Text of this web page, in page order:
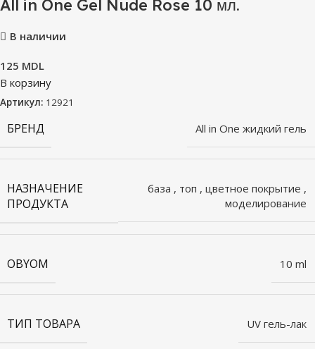
All in One Gel Nude Rose 10 мл.
В наличии
125 MDL
В корзину
Артикул: 12921
БРЕНД All in One жидкий гель
НАЗНАЧЕНИЕ
ПРОДУКТА
база , топ , цветное покрытие ,
моделирование
OBYOM 10 ml
ТИП ТОВАРА UV гель-лак